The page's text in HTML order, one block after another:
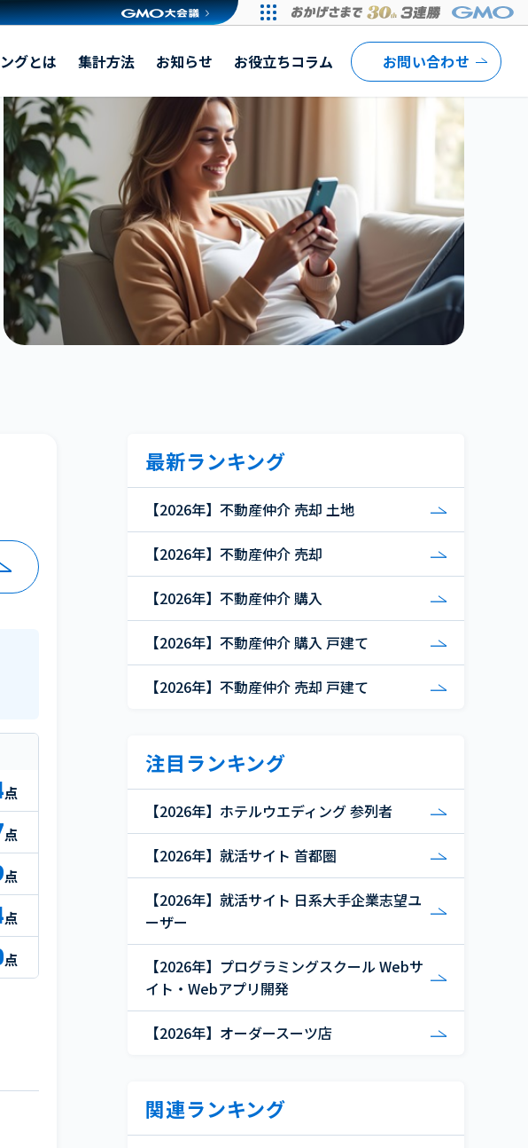
グとは 集計方法 お知らせ お役立ちコラム お問い合わせ
点
点
点
点
点
最新ランキング
【2026年】不動産仲介 売却 土地
【2026年】不動産仲介 売却
【2026年】不動産仲介 購入
【2026年】不動産仲介 購入 戸建て
【2026年】不動産仲介 売却 戸建て
注目ランキング
【2026年】ホテルウエディング 参列者
【2026年】就活サイト 首都圏
【2026年】就活サイト 日系大手企業志望ユ
ーザー
【2026年】プログラミングスクール Webサ
イト・Webアプリ開発
【2026年】オーダースーツ店
関連ランキング